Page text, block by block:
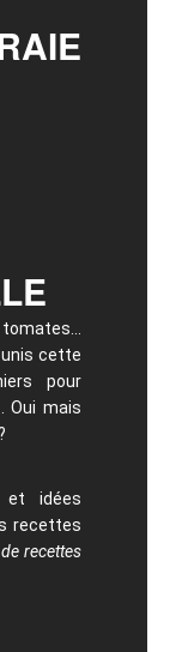
cette
pour
Oui mais
et idées
recettes
recettes